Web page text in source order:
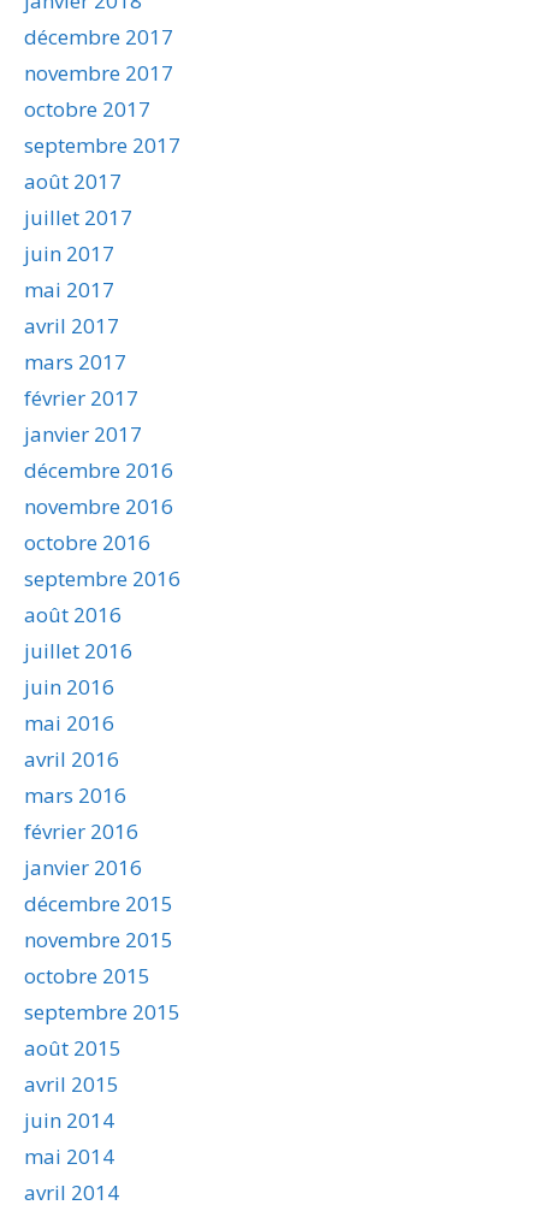
décembre 2017
novembre 2017
octobre 2017
septembre 2017
août 2017
juillet 2017
juin 2017
mai 2017
avril 2017
mars 2017
février 2017
janvier 2017
décembre 2016
novembre 2016
octobre 2016
septembre 2016
août 2016
juillet 2016
juin 2016
mai 2016
avril 2016
mars 2016
février 2016
janvier 2016
décembre 2015
novembre 2015
octobre 2015
septembre 2015
août 2015
avril 2015
juin 2014
mai 2014
avril 2014